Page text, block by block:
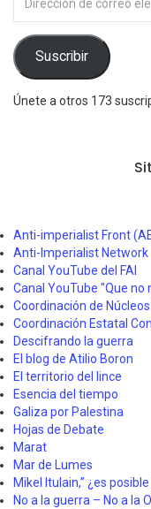
de
correo
electrónico
Suscribir
Únete a otros 173
Anti-imperialist Front
Anti-Imperialist Network
Canal YouTube del FAI
Canal YouTube "Que
Coordinación de
Coordinación Estatal
Descifrando la guerra
El blog de Atilio Boron
El territorio del lince
Esencia del tiempo
Galiza por Palestina
Hojas de Debate
Marat
Mar de Lumes
Mikel Itulain,” ¿es posible
No a la guerra – No a la